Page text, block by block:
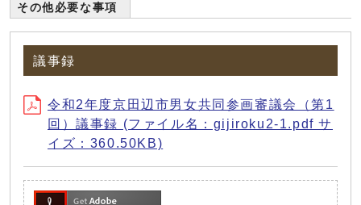
その他必要な事項
議事録
令和2年度京田辺市男女共同参画審議会（第1
回）議事録 (ファイル名：gijiroku2-1.pdf サ
イズ：360.50KB)